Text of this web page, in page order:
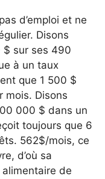
d’emploi et ne
Disons
$ sur ses 490
à un taux
que 1 500 $
mois. Disons
000 $ dans un
toujours que 6
562$/mois, ce
d’où sa
alimentaire de